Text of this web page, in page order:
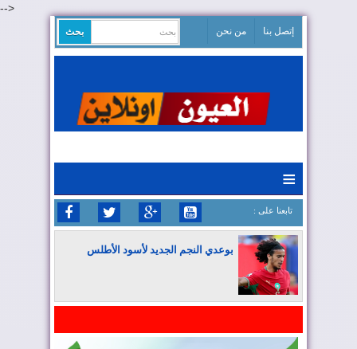
-->
إتصل بنا من نحن
≡
: تابعنا على
بوعدي النجم الجديد لأسود الأطلس